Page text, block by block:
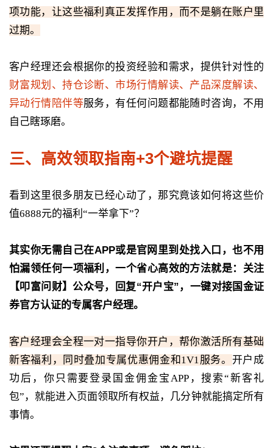
项功能，让这些福利真正发挥作用，而不是躺在账户里
过期。
客户经理还会根据你的投资经验和需求，提供针对性的
财富规划、持仓诊断、市场行情解读、产品深度解读、
异动行情陪伴等服务 ， 有任何问题都能随时咨询，不用
自己瞎琢磨。
三、高效领取指南+3个避坑提醒
看到这里很多朋友已经心动了，那究竟该如何将这些价
值6888元的福利“一举拿下”？
其实你无需自己在APP或是官网里到处找入口，也不用
怕漏领任何一项福利，一个省心高效的方法就是：关注
【叩富问财】公众号，回复“开户宝”，一键对接国金证
券官方认证的专属客户经理。
客户经理会全程一对一指导你开户，帮你激活所有基础
新客福利，同时叠加专属优惠佣金和1V1服务。 开户成
功后，你只需要登录国金佣金宝APP，搜索“新客礼
包”，就能进入页面领取所有权益，几分钟就能搞定所有
事情。